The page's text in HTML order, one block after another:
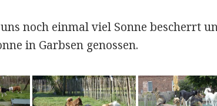
noch einmal viel Sonne bescherrt
in Garbsen genossen.